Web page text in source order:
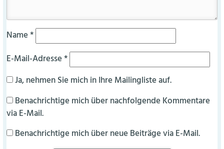
Name*
E-Mail-Adresse*
Ja, nehmen Sie mich in Ihre Mailingliste auf.
Benachrichtige mich über nachfolgende Kommentare
via E-Mail.
Benachrichtige mich über neue Beiträge via E-Mail.